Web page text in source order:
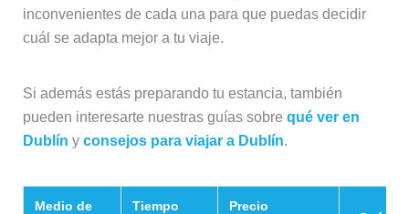
inconvenientes de cada una para que puedas decidir
cuál se adapta mejor a tu viaje.
Si además estás preparando tu estancia, también
pueden interesarte nuestras guías sobre qué ver en
Dublín y consejos para viajar a Dublín.
Medio de
Tiempo
Precio